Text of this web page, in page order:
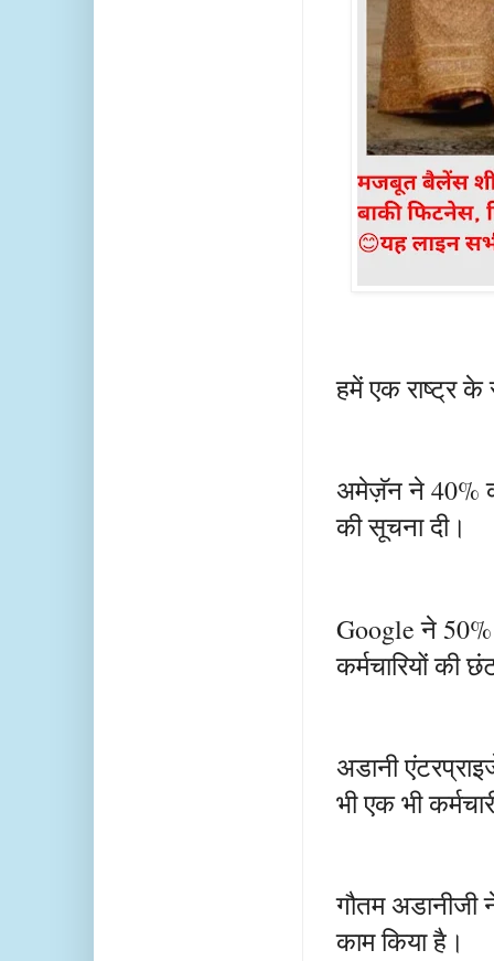
हमें एक राष्ट्र
अमेज़ॅन ने 40%
की सूचना दी।
Google ने 50%
कर्मचारियों की
अडानी
भी एक भी
गौतम
काम किया है।